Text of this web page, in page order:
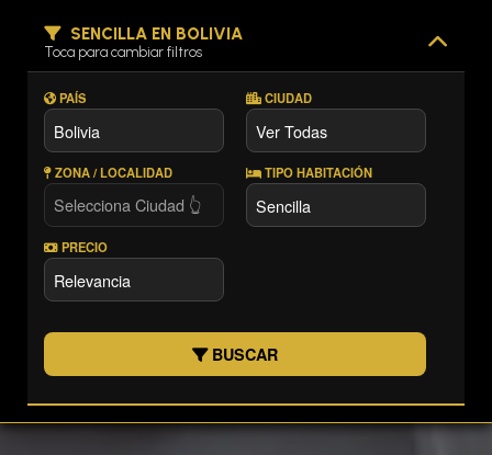
SENCILLA EN BOLIVIA
Toca para cambiar filtros
PAÍS CIUDAD
ZONA / LOCALIDAD TIPO HABITACIÓN
PRECIO
BUSCAR